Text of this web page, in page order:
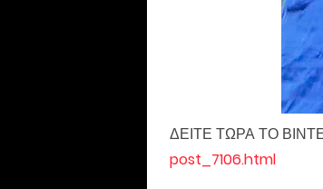
ΔΕΙΤΕ ΤΩΡΑ ΤΟ
post_7106.html